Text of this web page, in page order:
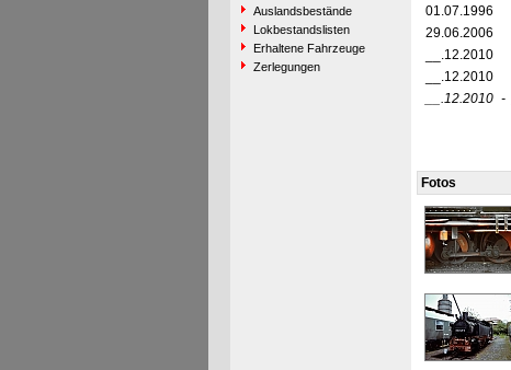
Auslandsbestände
Lokbestandslisten
Erhaltene Fahrzeuge
Zerlegungen
01.07.1996
29.06.2006
__.12.2010
__.12.2010
__.12.2010 -
Fotos